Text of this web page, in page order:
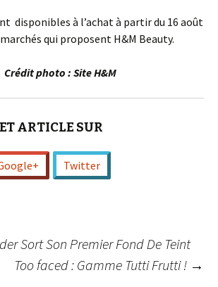
disponibles à l’achat à partir du 16 août
qui proposent H&M Beauty.
Crédit photo : Site H&M
ARTICLE SUR
Twitter
Sort Son Premier Fond De Teint
Too faced : Gamme Tutti Frutti ! →